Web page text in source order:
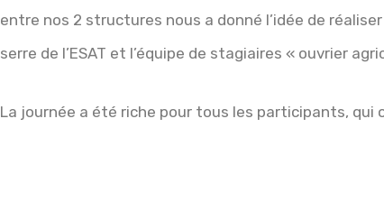
entre nos 2 structures nous a donné l’idée de
serre de l’ESAT et l’équipe de stagiaires « ouvrier
La journée a été riche pour tous les participants, qui